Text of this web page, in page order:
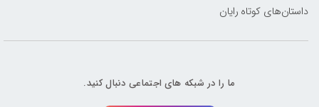
داستان‌های کوتاه رایان
ما را در شبکه های اجتماعی دنبال کنید.